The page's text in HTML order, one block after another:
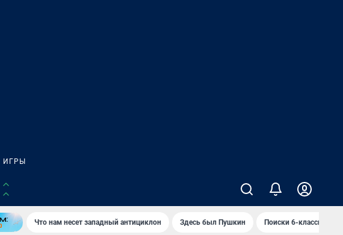
ИГРЫ
Что нам несет западный антициклон Здесь был Пушкин Поиски 6-классника